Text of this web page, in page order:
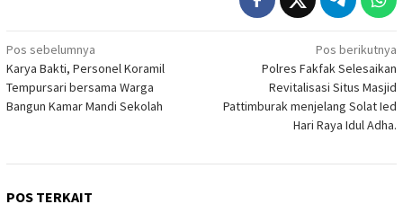
Navigasi
pos
Pos sebelumnya
Karya Bakti, Personel Koramil
Tempursari bersama Warga
Bangun Kamar Mandi Sekolah
Pos berikutnya
Polres Fakfak Selesaikan
Revitalisasi Situs Masjid
Pattimburak menjelang Solat Ied
Hari Raya Idul Adha.
POS TERKAIT